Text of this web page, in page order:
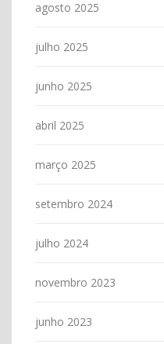
agosto 2025
julho 2025
junho 2025
abril 2025
março 2025
setembro 2024
julho 2024
novembro 2023
junho 2023